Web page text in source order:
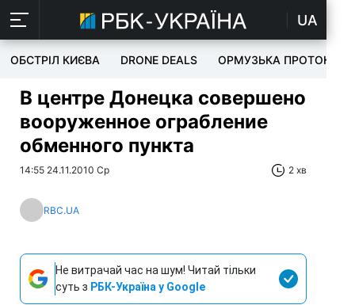
UA
ОБСТРІЛ КИЄВА DRONE DEALS ОРМУЗЬКА ПРОТОКА
В центре Донецка совершено
вооруженное ограбление
обменного пункта
14:55 24.11.2010 Ср 2 хв
RBC.UA
Не витрачай час на шум! Читай тільки
суть з РБК-Україна у Google